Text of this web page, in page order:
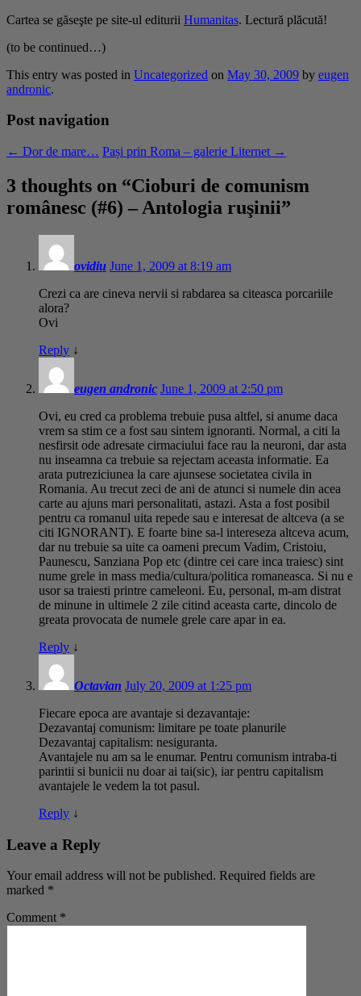
Cartea se găseşte pe site-ul editurii Humanitas. Lectură plăcută!
(to be continued…)
This entry was posted in Uncategorized on May 30, 2009 by eugen
andronic.
Post navigation
← Dor de mare… Pași prin Roma – galerie Liternet →
3 thoughts on “Cioburi de comunism
românesc (#6) – Antologia ruşinii”
ovidiu June 1, 2009 at 8:19 am
Crezi ca are cineva nervii si rabdarea sa citeasca porcariile
alora?
Ovi
Reply ↓
eugen andronic June 1, 2009 at 2:50 pm
Ovi, eu cred ca problema trebuie pusa altfel, si anume daca
vrem sa stim ce a fost sau sintem ignoranti. Normal, a citi la
nesfirsit ode adresate cirmaciului face rau la neuroni, dar asta
nu inseamna ca trebuie sa rejectam aceasta informatie. Ea
arata putreziciunea la care ajunsese societatea civila in
Romania. Au trecut zeci de ani de atunci si numele din acea
carte au ajuns mari personalitati, astazi. Asta a fost posibil
pentru ca romanul uita repede sau e interesat de altceva (a se
citi IGNORANT). E foarte bine sa-l intereseza altceva acum,
dar nu trebuie sa uite ca oameni precum Vadim, Cristoiu,
Paunescu, Sanziana Pop etc (dintre cei care inca traiesc) sint
nume grele in mass media/cultura/politica romaneasca. Si nu e
usor sa traiesti printre cameleoni. Eu, personal, m-am distrat
de minune in ultimele 2 zile citind aceasta carte, dincolo de
greata provocata de numele grele care apar in ea.
Reply ↓
Octavian July 20, 2009 at 1:25 pm
Fiecare epoca are avantaje si dezavantaje:
Dezavantaj comunism: limitare pe toate planurile
Dezavantaj capitalism: nesiguranta.
Avantajele nu am sa le enumar. Pentru comunism intraba-ti
parintii si bunicii nu doar ai tai(sic), iar pentru capitalism
avantajele le vedem la tot pasul.
Reply ↓
Leave a Reply
Your email address will not be published. Required fields are
marked *
Comment *